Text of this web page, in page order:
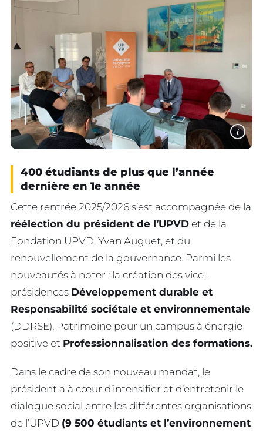
i
400 étudiants de plus que l’année
dernière en 1e année
Cette rentrée 2025/2026 s’est accompagnée de la
réélection du président de l’UPVD et de la
Fondation UPVD, Yvan Auguet, et du
renouvellement de la gouvernance. Parmi les
nouveautés à noter : la création des vice-
présidences Développement durable et
Responsabilité sociétale et environnementale
(DDRSE), Patrimoine pour un campus à énergie
positive et Professionnalisation des formations.
Dans le cadre de son nouveau mandat, le
président a à cœur d’intensifier et d’entretenir le
dialogue social entre les différentes organisations
de l’UPVD (9 500 étudiants et l’environnement